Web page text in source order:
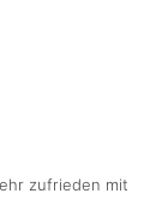
zufrieden mit